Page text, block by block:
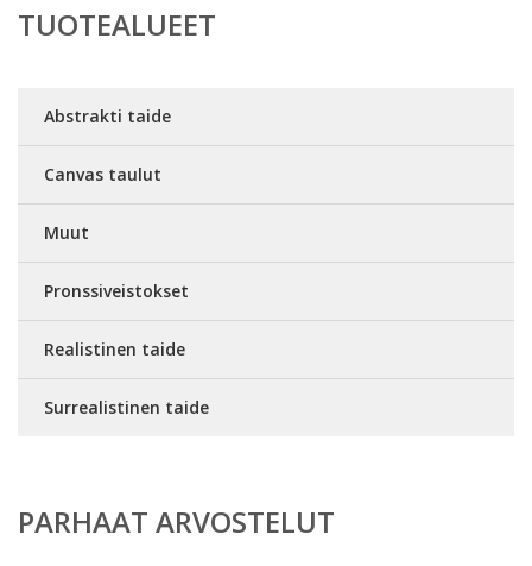
TUOTEALUEET
Abstrakti taide
Canvas taulut
Muut
Pronssiveistokset
Realistinen taide
Surrealistinen taide
PARHAAT ARVOSTELUT